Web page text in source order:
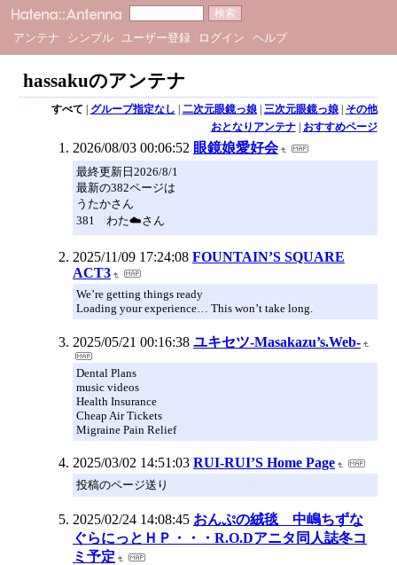
アンテナ シンプル ユーザー登録 ログイン ヘルプ
hassakuのアンテナ
すべて | グループ指定なし | 二次元眼鏡っ娘| 三次元眼鏡っ娘| その他
おとなりアンテナ| おすすめページ
2026/08/03 00:06:52 眼鏡娘愛好会
最終更新日2026/8/1
最新の382ページは
うたかさん
381 わた☁️さん
2025/11/09 17:24:08 FOUNTAIN’S SQUARE
ACT3
We’re getting things ready
Loading your experience… This won’t take long.
2025/05/21 00:16:38 ユキセツ-Masakazu’s.Web-
Dental Plans
music videos
Health Insurance
Cheap Air Tickets
Migraine Pain Relief
2025/03/02 14:51:03 RUI-RUI’S Home Page
投稿のページ送り
2025/02/24 14:08:45 おんぷの絨毯 中嶋ちずな
ぐらにっとＨＰ・・・R.O.Dアニタ同人誌冬コ
ミ予定